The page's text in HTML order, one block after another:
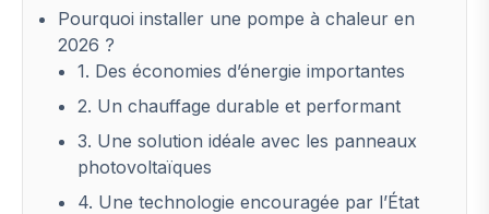
Pourquoi installer une pompe à chaleur en
2026 ?
1. Des économies d’énergie importantes
2. Un chauffage durable et performant
3. Une solution idéale avec les panneaux
photovoltaïques
4. Une technologie encouragée par l’État